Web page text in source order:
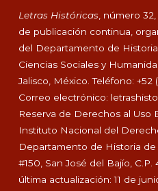
Letras Históricas , número
de publicación continua,
del Departamento de
Ciencias Sociales y
Jalisco, México. Teléfono: +52
Correo electrónico:
Reserva de Derechos al Uso
Instituto Nacional del
Departamento de Historia de
#150, San José del Bajío,
última actualización: 11 de